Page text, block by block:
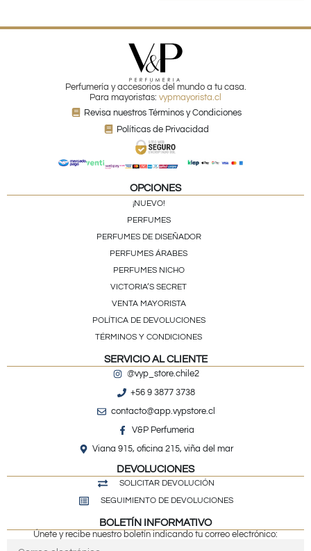
Perfumería y accesorios del mundo a tu casa.
Para mayoristas: vypmayorista.cl
Revisa nuestros Términos y Condiciones
Políticas de Privacidad
OPCIONES
¡NUEVO!
PERFUMES
PERFUMES DE DISEÑADOR
PERFUMES ÁRABES
PERFUMES NICHO
VICTORIA’S SECRET
VENTA MAYORISTA
POLÍTICA DE DEVOLUCIONES
TÉRMINOS Y CONDICIONES
SERVICIO AL CLIENTE
@vyp_store.chile2
+56 9 3877 3738
contacto@app.vypstore.cl
V&P Perfumeria
Viana 915, oficina 215, viña del mar
DEVOLUCIONES
SOLICITAR DEVOLUCIÓN
SEGUIMIENTO DE DEVOLUCIONES
BOLETÍN INFORMATIVO
Únete y recibe nuestro boletín indicando tu correo electrónico: